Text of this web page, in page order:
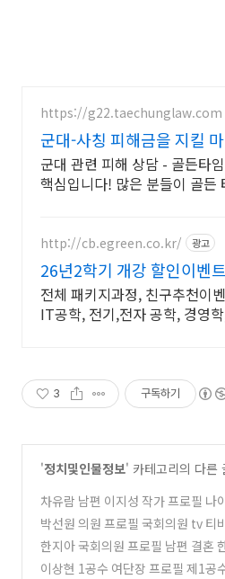
https://g22.taechunglaw.com
군대-사칭 피해금을 지킬
막 기회
군대 관련 피해 상담 - 골든타
핵심입니다! 많은 분들이 골든
http://cb.egreen.co.kr/ 광고
26년2학기 개강 할인이벤트
무료학습설계 및 상담
전체 패키지과정, 친구추천이
IT공학, 전기,전자 공학, 경영
3 구독하기
'정치및인물정보' 카테고리의 다른
차유람 남편 이지성 작가 프로필 나
수 국민의힘
(0)
박선원 의원 프로필 국회의원 tv 티
당 국정원 천안함 필리버스터
(0)
한지아 국회의원 프로필 남편 결혼
변인 국민의힘 의원 (0)
이상현 1공수 여단장 프로필 제1공